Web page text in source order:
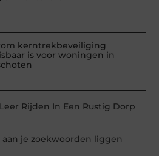
kerntrekbeveiliging
is voor woningen in
Rijden In Een Rustig Dorp
je zoekwoorden liggen